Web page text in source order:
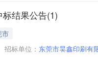
结果公告(1)
市
招标单位： 东莞市昊鑫印刷有